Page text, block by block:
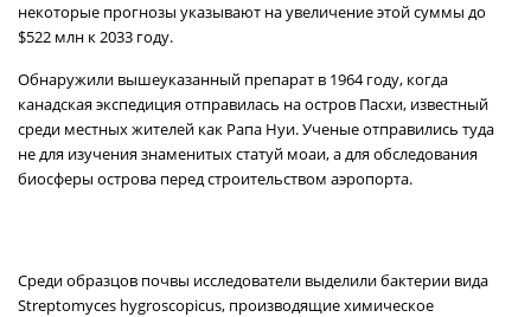
некоторые прогнозы указывают на увеличение этой суммы до
$522 млн к 2033 году.
Обнаружили вышеуказанный препарат в 1964 году, когда
канадская экспедиция отправилась на остров Пасхи, известный
среди местных жителей как Рапа Нуи. Ученые отправились туда
не для изучения знаменитых статуй моаи, а для обследования
биосферы острова перед строительством аэропорта.
Среди образцов почвы исследователи выделили бактерии вида
Streptomyces hygroscopicus, производящие химическое